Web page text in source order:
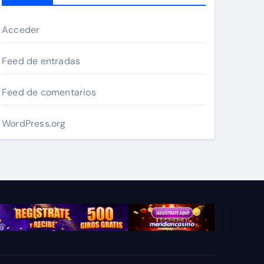
Acceder
Feed de entradas
Feed de comentarios
WordPress.org